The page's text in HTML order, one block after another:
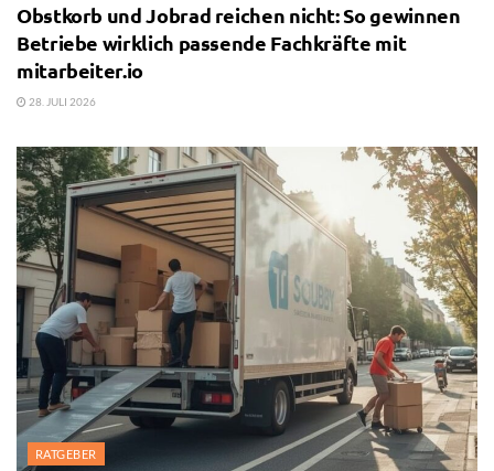
Obstkorb und Jobrad reichen nicht: So gewinnen
Betriebe wirklich passende Fachkräfte mit
mitarbeiter.io
28. JULI 2026
RATGEBER